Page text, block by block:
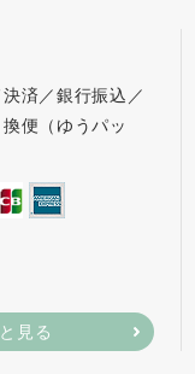
済／銀行振込／
便（ゆうパッ
見る